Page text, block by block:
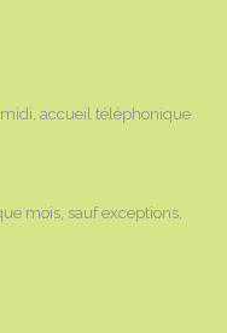
accueil téléphonique
mois, sauf exceptions,